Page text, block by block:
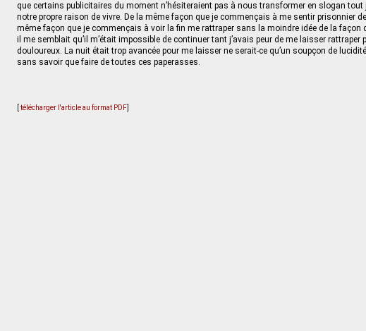
que certains publicitaires du moment n’hésiteraient pas à nous transformer en slogan
notre propre raison de vivre. De la même façon que je commençais à me sentir prisonnier
même façon que je commençais à voir la fin me rattraper sans la moindre idée de la façon
il me semblait qu’il m’était impossible de continuer tant j’avais peur de me laisser rattraper
douloureux. La nuit était trop avancée pour me laisser ne serait-ce qu’un soupçon de
sans savoir que faire de toutes ces paperasses.
télécharger l'article au format PDF